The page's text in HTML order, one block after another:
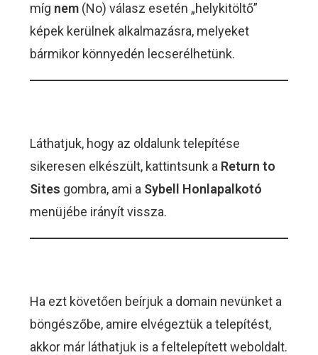
míg nem (No) válasz esetén „helykitöltő”
képek kerülnek alkalmazásra, melyeket
bármikor könnyedén lecserélhetünk.
Láthatjuk, hogy az oldalunk telepítése
sikeresen elkészült, kattintsunk a Return to
Sites gombra, ami a Sybell Honlapalkotó
menüjébe irányít vissza.
Ha ezt követően beírjuk a domain nevünket a
böngészőbe, amire elvégeztük a telepítést,
akkor már láthatjuk is a feltelepített weboldalt.